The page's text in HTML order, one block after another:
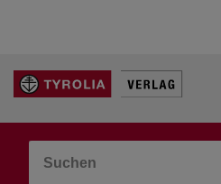
LEBEN & GLAUBE